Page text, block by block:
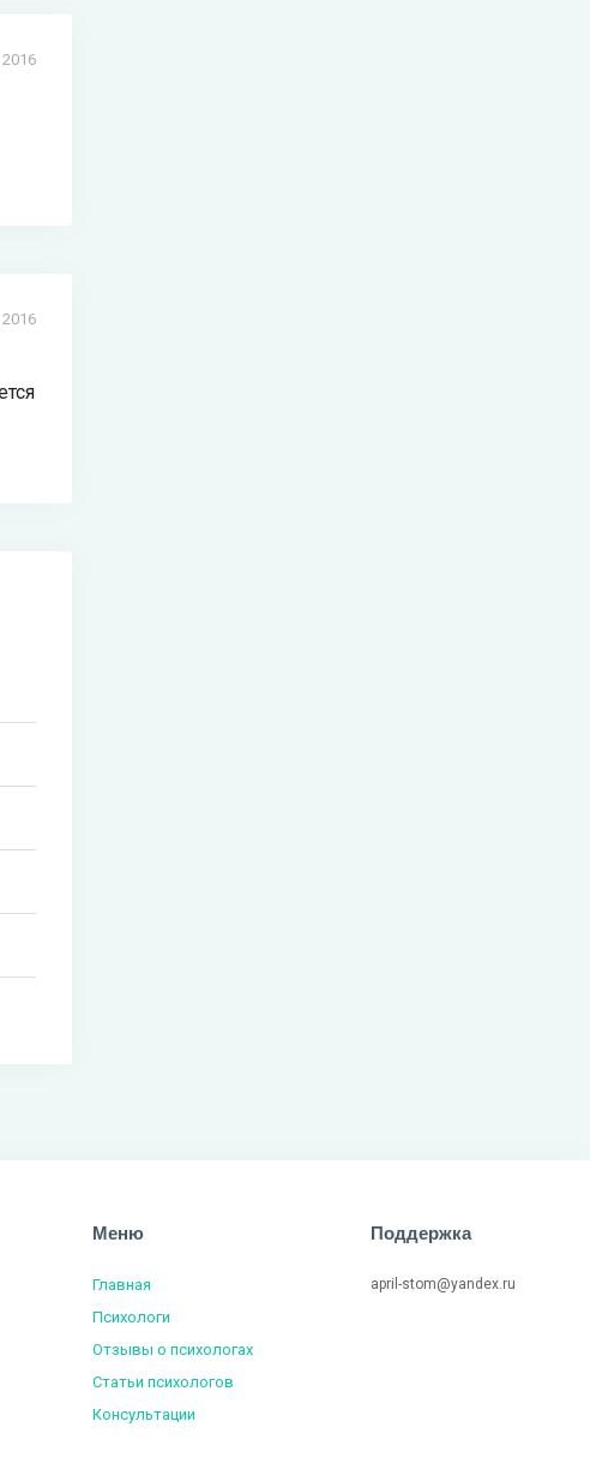
Меню
Главная
Психологи
Отзывы о психологах
Статьи психологов
Консультации
Поддержка
april-stom@yandex.ru